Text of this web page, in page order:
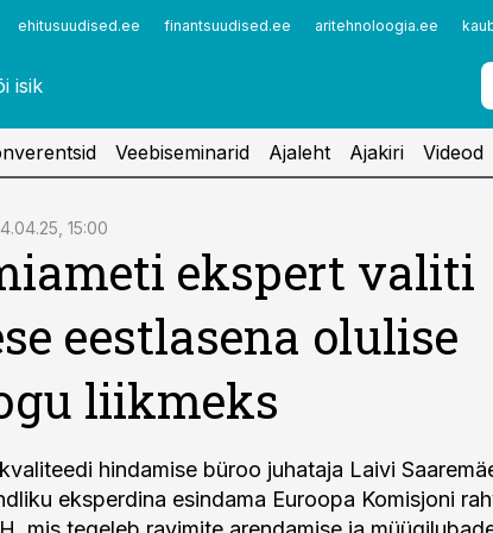
ehitusuudised.ee finantsuudised.ee aritehnoloogia.ee
Veebiseminarid Ajaleht Ajakiri Videod
15:00
ekspert valiti
eestlasena olulise
liikmeks
hindamise büroo juhataja Laivi
eksperdina esindama Euroopa Komisjoni